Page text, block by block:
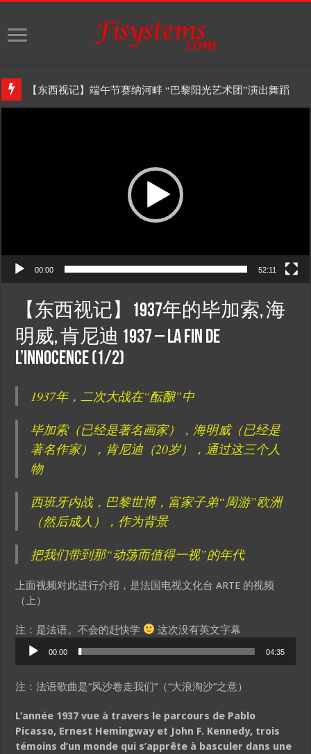
【东西视记】端午节赛纳河畔 “巴黎阳光艺术团”演出舞蹈
00:00 52:11
【东西视记】1937年的毕加索, 海
明威, 肯尼迪 1937 – La fin de
l’innocence (1/2)
1937年，二次大战在“酝酿”中
毕加索（已经是著名画家），海明威（已经是
著名作家），肯尼迪（20岁），通过这三个人
物
西班牙内战，巴黎世博，富家子弟“周游”欧洲
（然后成人），作为背景
把我们带到那“动荡而值得一视”的年代
上面视频对此进行介绍，是法国电视文化台 ARTE 的视频
（上）
注：是法语。不会的赶快学
这次没有英文字幕
Audio
Player
00:00 04:35
注：法语歌曲是“风沙卷走我们”（“大浪淘沙”之意）
L’année 1937 vue à travers le parcours de Pablo
Picasso, Ernest Hemingway et John F. Kennedy, trois
témoins d’un monde qui s’apprête à basculer dans une